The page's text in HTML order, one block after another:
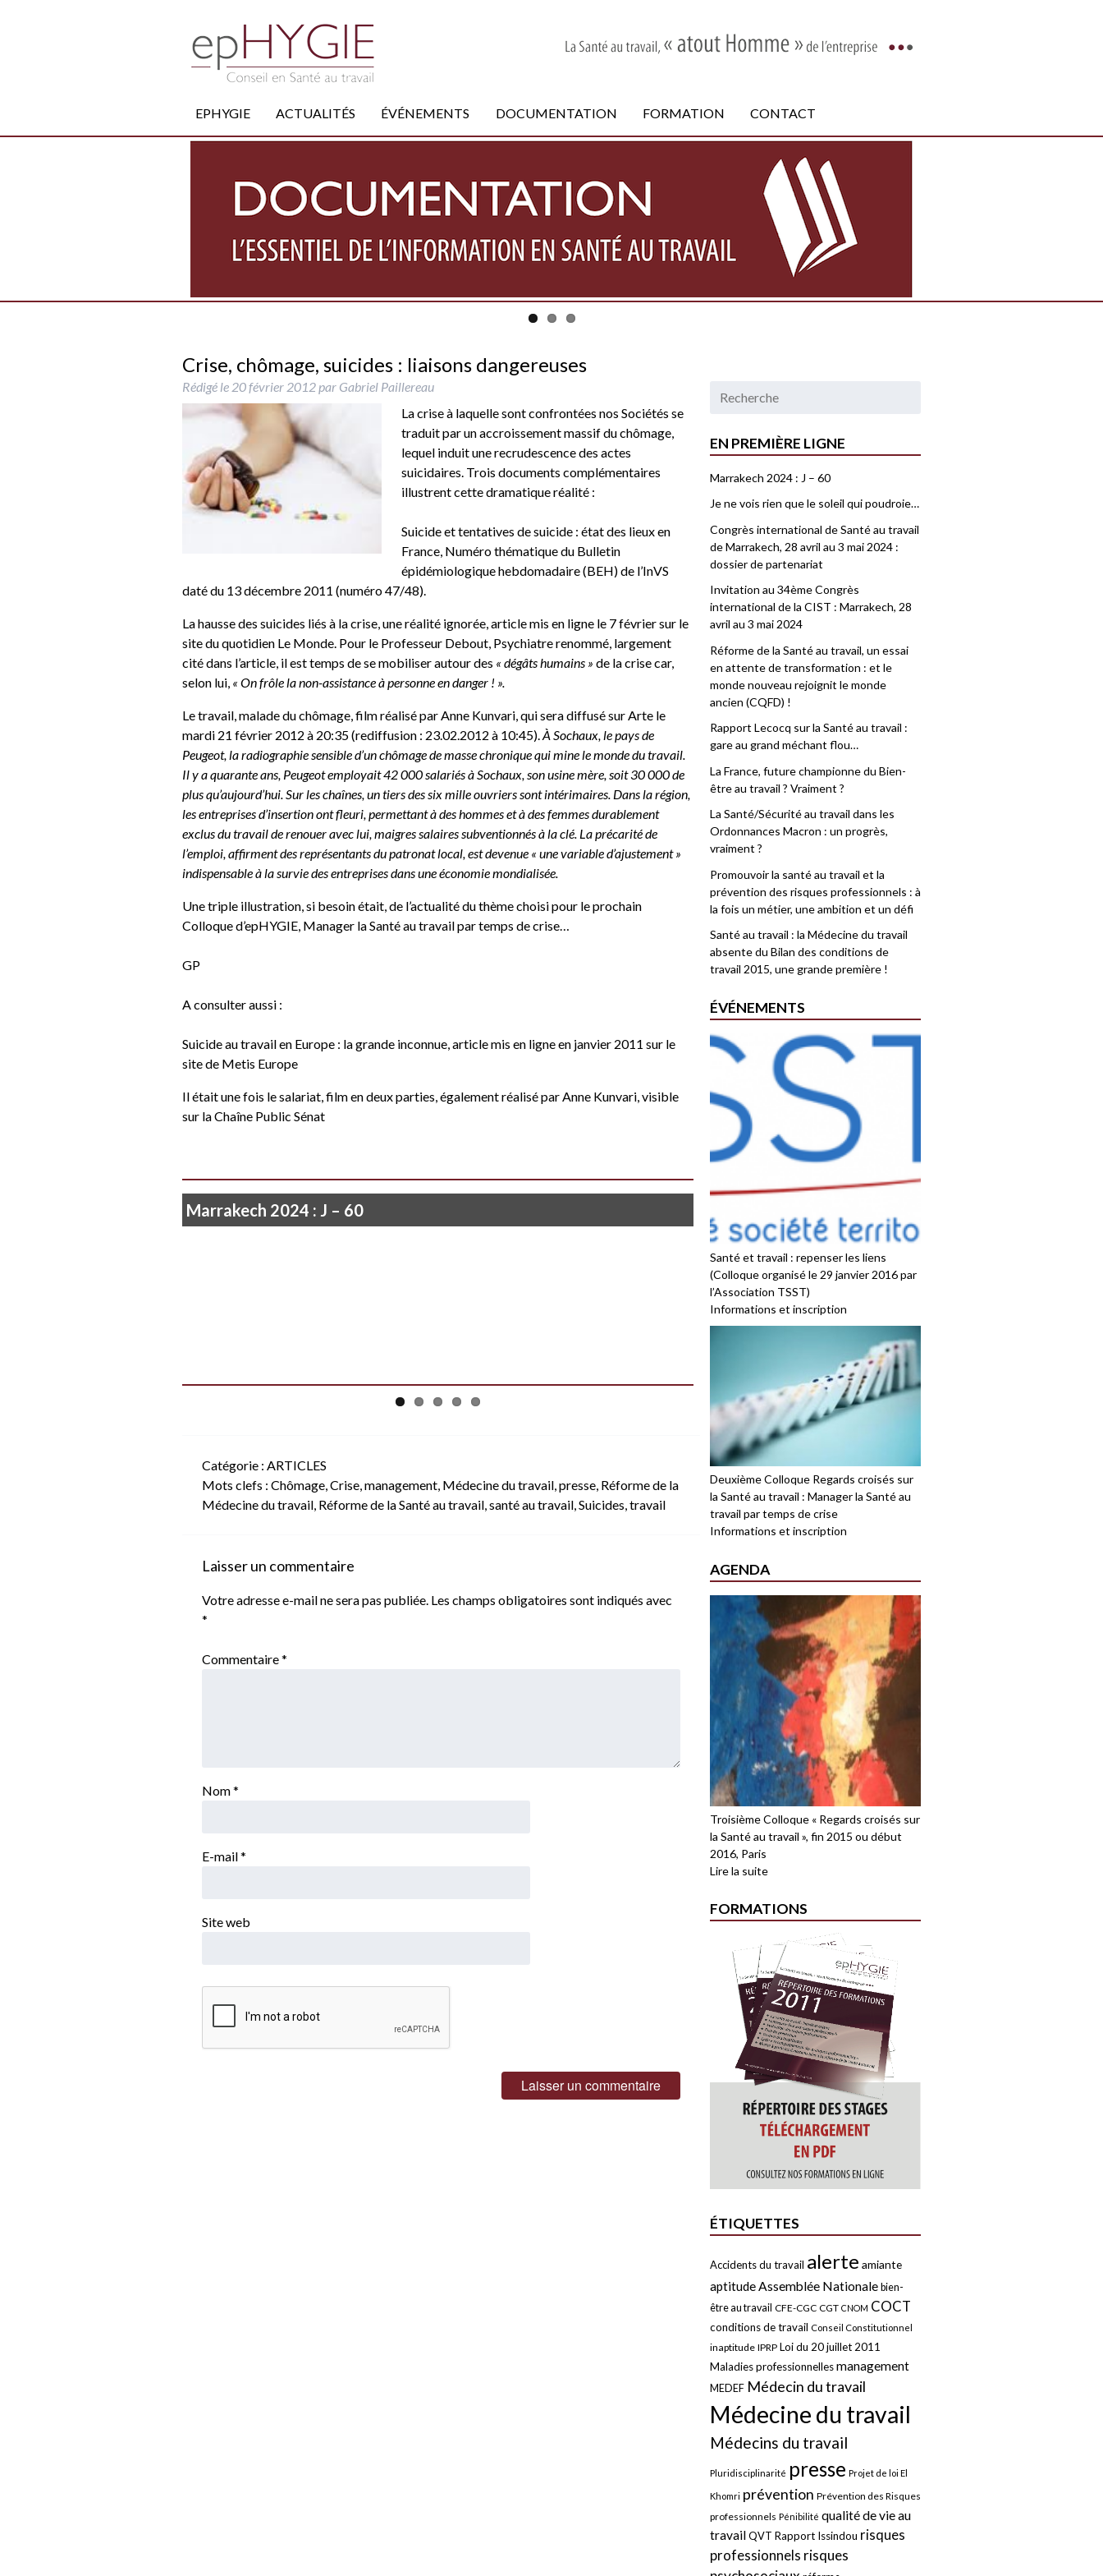
EPHYGIE ACTUALITÉS ÉVÉNEMENTS DOCUMENTATION FORMATION CONTACT
Crise, chômage, suicides : liaisons dangereuses
Rédigé le 20 février 2012 par Gabriel Paillereau
La crise à laquelle sont confrontées nos Sociétés se
traduit par un accroissement massif du chômage,
lequel induit une recrudescence des actes
suicidaires. Trois documents complémentaires
illustrent cette dramatique réalité :
Suicide et tentatives de suicide : état des lieux en
France, Numéro thématique du Bulletin
épidémiologique hebdomadaire (BEH) de l’InVS
daté du 13 décembre 2011 (numéro 47/48).
La hausse des suicides liés à la crise, une réalité ignorée, article mis en ligne le 7 février sur le
site du quotidien Le Monde. Pour le Professeur Debout, Psychiatre renommé, largement
cité dans l’article, il est temps de se mobiliser autour des « dégâts humains » de la crise car,
selon lui, « On frôle la non-assistance à personne en danger ! ».
Le travail, malade du chômage, film réalisé par Anne Kunvari, qui sera diffusé sur Arte le
mardi 21 février 2012 à 20:35 (rediffusion : 23.02.2012 à 10:45).À Sochaux, le pays de
Peugeot, la radiographie sensible d’un chômage de masse chronique qui mine le monde du travail.
Il y a quarante ans, Peugeot employait 42 000 salariés à Sochaux, son usine mère, soit 30 000 de
plus qu’aujourd’hui. Sur les chaînes, un tiers des six mille ouvriers sont intérimaires. Dans la région,
les entreprises d’insertion ont fleuri, permettant à des hommes et à des femmes durablement
exclus du travail de renouer avec lui, maigres salaires subventionnés à la clé. La précarité de
l’emploi, affirment des représentants du patronat local, est devenue « une variable d’ajustement »
indispensable à la survie des entreprises dans une économie mondialisée.
Une triple illustration, si besoin était, de l’actualité du thème choisi pour le prochain
Colloque d’epHYGIE, Manager la Santé au travail par temps de crise…
GP
A consulter aussi :
Suicide au travail en Europe : la grande inconnue, article mis en ligne en janvier 2011 sur le
site de Metis Europe
Il était une fois le salariat, film en deux parties, également réalisé par Anne Kunvari, visible
sur laChaîne Public Sénat
Marrakech 2024 : J – 60
Catégorie : ARTICLES
Mots clefs : Chômage,Crise,management, Médecine du travail,presse, Réforme de la
Médecine du travail, Réforme de la Santé au travail,santé au travail,Suicides,travail
Laisser un commentaire
Votre adresse e-mail ne sera pas publiée. Les champs obligatoires sont indiqués avec
*
Commentaire*
Nom*
E-mail*
Site web
EN PREMIÈRE LIGNE
Marrakech 2024 : J – 60
Je ne vois rien que le soleil qui poudroie…
Congrès international de Santé au travail
de Marrakech, 28 avril au 3 mai 2024 :
dossier de partenariat
Invitation au 34ème Congrès
international de la CIST : Marrakech, 28
avril au 3 mai 2024
Réforme de la Santé au travail, un essai
en attente de transformation : et le
monde nouveau rejoignit le monde
ancien (CQFD) !
Rapport Lecocq sur la Santé au travail :
gare au grand méchant flou…
La France, future championne du Bien-
être au travail ? Vraiment ?
La Santé/Sécurité au travail dans les
Ordonnances Macron : un progrès,
vraiment ?
Promouvoir la santé au travail et la
prévention des risques professionnels : à
la fois un métier, une ambition et un défi
Santé au travail : la Médecine du travail
absente du Bilan des conditions de
travail 2015, une grande première !
ÉVÉNEMENTS
Santé et travail : repenser les liens
(Colloque organisé le 29 janvier 2016 par
l’Association TSST)
Informations et inscription
Deuxième Colloque Regards croisés sur
la Santé au travail : Manager la Santé au
travail par temps de crise
Informations et inscription
AGENDA
Troisième Colloque « Regards croisés sur
la Santé au travail », fin 2015 ou début
2016, Paris
Lire la suite
FORMATIONS
ÉTIQUETTES
Accidents du travail alerte amiante
aptitudeAssemblée Nationale bien-
être au travail CFE-CGC CGT CNOM COCT
conditions de travail Conseil Constitutionnel
inaptitude IPRP Loi du 20 juillet 2011
Maladies professionnellesmanagement
MEDEF Médecin du travail
Médecine du travail
Médecins du travail
Pluridisciplinarité presse Projet de loi El
Khomri prévention Prévention des Risques
professionnels Pénibilité qualité de vie au
travailQVT Rapport Issindou risques
professionnels risques